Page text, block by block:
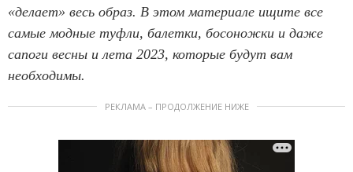
«делает» весь образ. В этом материале ищите все
самые модные туфли, балетки, босоножки и даже
сапоги весны и лета 2023, которые будут вам
необходимы.
РЕКЛАМА – ПРОДОЛЖЕНИЕ НИЖЕ